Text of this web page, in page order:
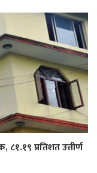
प्रतिशत उत्तीर्ण